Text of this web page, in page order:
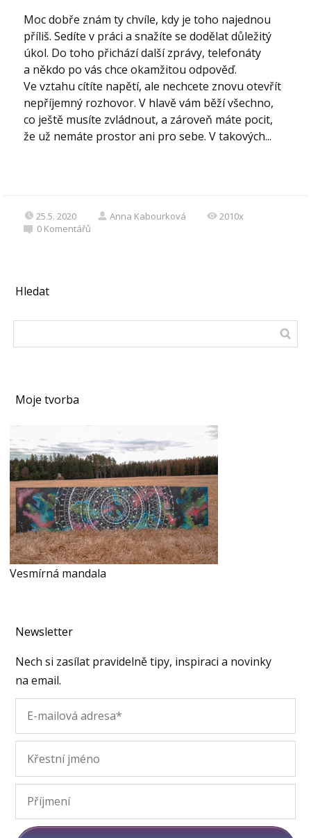
Moc dobře znám ty chvíle, kdy je toho najednou
příliš. Sedíte v práci a snažíte se dodělat důležitý
úkol. Do toho přichází další zprávy, telefonáty
a někdo po vás chce okamžitou odpověď.
Ve vztahu cítíte napětí, ale nechcete znovu otevřít
nepříjemný rozhovor. V hlavě vám běží všechno,
co ještě musíte zvládnout, a zároveň máte pocit,
že už nemáte prostor ani pro sebe. V takových...
25.5. 2020 Anna Kabourková
2010x
0 Komentářů
Hledat
Moje tvorba
Vesmírná mandala
Newsletter
Nech si zasílat pravidelně tipy, inspiraci a novinky
na email.